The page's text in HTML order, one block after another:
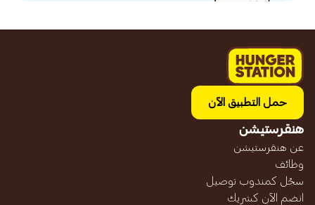
حمل التطبيق الآن
هنقرستيشن
عن هنقرستيشن
وظائف
سجّل كمندوب توصيل
انضم الآن كشريك